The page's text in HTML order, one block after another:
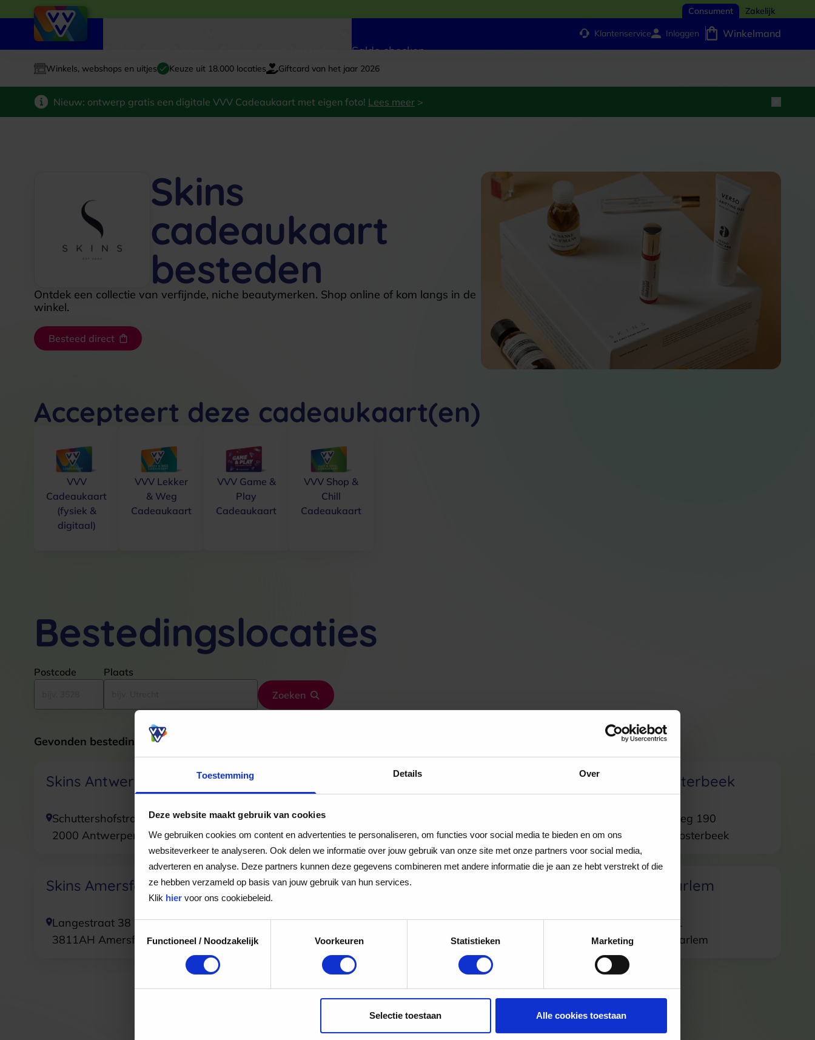
Toestemming Details Over
Deze website maakt gebruik van cookies
We gebruiken cookies om content en advertenties te personaliseren, om functies voor social media te bieden en om ons
websiteverkeer te analyseren. Ook delen we informatie over jouw gebruik van onze site met onze partners voor social media,
adverteren en analyse. Deze partners kunnen deze gegevens combineren met andere informatie die je aan ze hebt verstrekt of die
ze hebben verzameld op basis van jouw gebruik van hun services.
Klik hiervoor ons cookiebeleid.
Functioneel / Noodzakelijk
Voorkeuren Statistieken Marketing
Selectie toestaan Alle cookies toestaan
Consument Zakelijk
Saldo checken
Klantenservice Inloggen Winkelmand
Winkels, webshops en uitjes Keuze uit 18.000 locaties Giftcard van het jaar 2026
Nieuw: ontwerp gratis een digitale VVV Cadeaukaart met eigen foto! Lees meer >
Skins
cadeaukaart
besteden
Ontdek een collectie van verfijnde, niche beautymerken. Shop online of kom langs in de
winkel.
Besteed direct
Accepteert deze cadeaukaart(en)
VVV
Cadeaukaart
(fysiek &
digitaal)
VVV Lekker
& Weg
Cadeaukaart
VVV Game &
Play
Cadeaukaart
VVV Shop &
Chill
Cadeaukaart
Bestedingslocaties
Postcode
Plaats
Zoeken
Gevonden bestedingslocaties
Skins Antwerpen
Schuttershofstraat 17
2000 Antwerpen
Skins Leiden
Haarlemmerstraat 126
2312 DN Leiden
1181 ZL Amstelveen
Skins Oosterbeek
Utrechtseweg 190
Oosterbeek
Skins Amersfoort
Langestraat 38
3811AH Amersfoort
Skins Laren
Naarderstraat 17
1251AX
Laren
Kornoelje 18
2262AX Leidschendam
Skins Haarlem
Zijlstraat 71
2011TL
Haarlem
Vorige 1 2 3 Volgende